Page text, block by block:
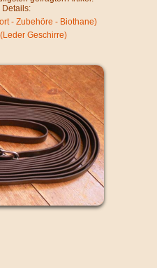
Details:
- Zubehöre - Biothane)
Geschirre)